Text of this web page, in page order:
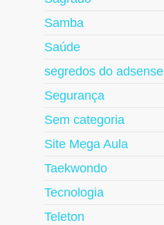
Samba
Saúde
segredos do adsense
Segurança
Sem categoria
Site Mega Aula
Taekwondo
Tecnologia
Teleton